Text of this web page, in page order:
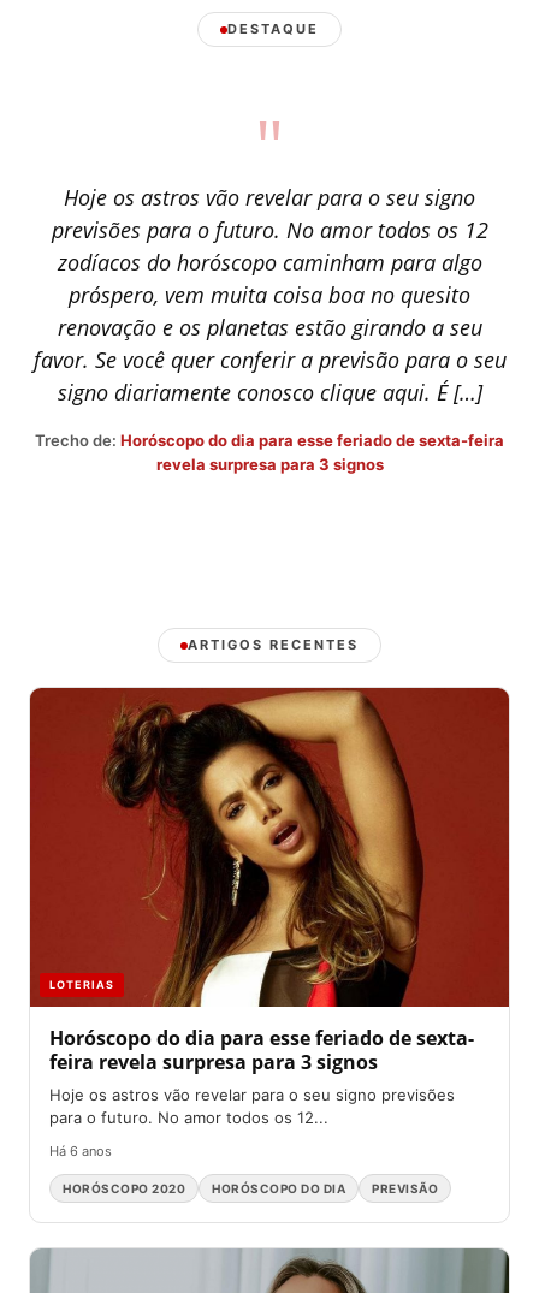
DESTAQUE
"
Hoje os astros vão revelar para o seu signo
previsões para o futuro. No amor todos os 12
zodíacos do horóscopo caminham para algo
próspero, vem muita coisa boa no quesito
renovação e os planetas estão girando a seu
favor. Se você quer conferir a previsão para o seu
signo diariamente conosco clique aqui. É […]
Trecho de: Horóscopo do dia para esse feriado de sexta-feira
revela surpresa para 3 signos
ARTIGOS RECENTES
LOTERIAS
Horóscopo do dia para esse feriado de sexta-
feira revela surpresa para 3 signos
Hoje os astros vão revelar para o seu signo previsões
para o futuro. No amor todos os 12...
Há 6 anos
HORÓSCOPO 2020 HORÓSCOPO DO DIA PREVISÃO